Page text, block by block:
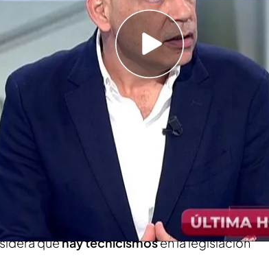
explicar?"
en Toledo, un municipio que se ha
los okupas
una ley 'antiokupas'
y devuelve la norma al
que esos procesos de ocupación que
plazo entre
4 y 9 meses, tenían que pasar por
esta norma cuando ha llegado al Senado, el
quehay tecnicismosen la legislación